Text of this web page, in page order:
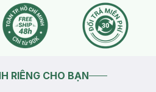
RIÊNG CHO BẠN